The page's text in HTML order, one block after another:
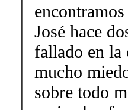
José hace
fallado en la
mucho
sobre todo